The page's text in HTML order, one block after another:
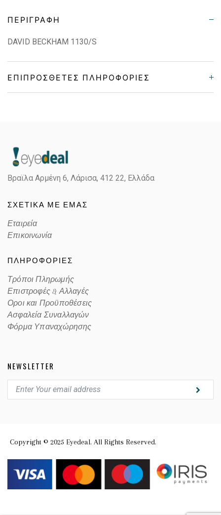
ΠΕΡΙΓΡΑΦΉ
DAVID BECKHAM 1130/S
ΕΠΙΠΡΌΣΘΕΤΕΣ ΠΛΗΡΟΦΟΡΊΕΣ
Color
Lens Color LIGHT MIRROR,GREEN
Color code
Βραϊλα Αρμένη 6, Λάρισα, 412 22, Ελλάδα
ΣΧΕΤΙΚΑ ΜΕ ΕΜΑΣ
Εταιρεία
Επικοινωνία
ΠΛΗΡΟΦΟΡΙΕΣ
Τρόποι Πληρωμής
Επιστροφές & Αλλαγές
Οροι και Προϋποθέσεις
Ασφαλεία Συναλλαγών
Φόρμα Υπαναχώρησης
NEWSLETTER
Copyright © 2025 Eyedeal. All Rights Reserved.